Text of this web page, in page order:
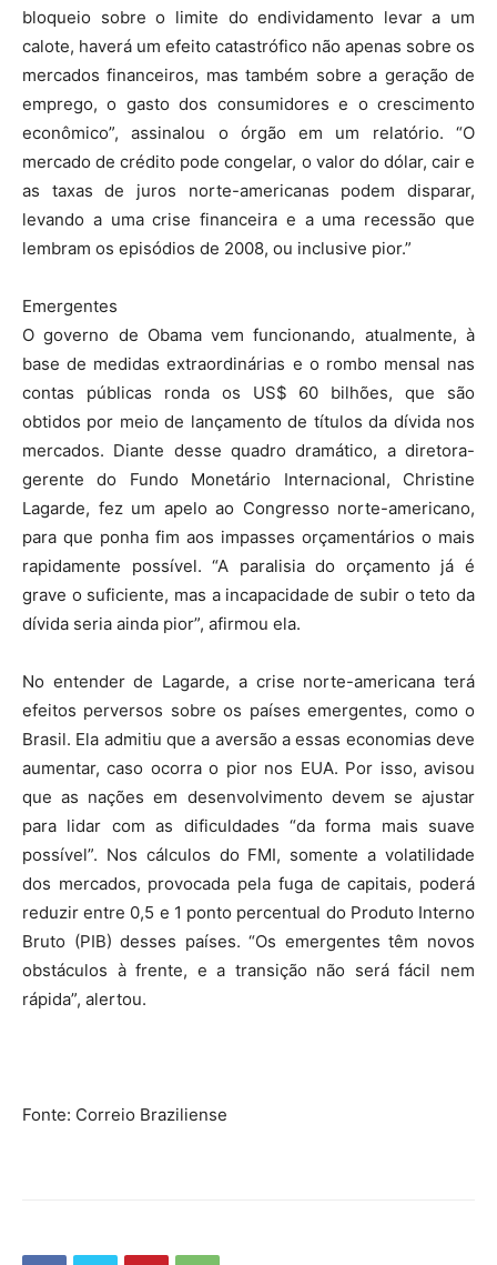
bloqueio sobre o limite do endividamento levar a um
calote, haverá um efeito catastrófico não apenas sobre os
mercados financeiros, mas também sobre a geração de
emprego, o gasto dos consumidores e o crescimento
econômico”, assinalou o órgão em um relatório. “O
mercado de crédito pode congelar, o valor do dólar, cair e
as taxas de juros norte-americanas podem disparar,
levando a uma crise financeira e a uma recessão que
lembram os episódios de 2008, ou inclusive pior.”
Emergentes
O governo de Obama vem funcionando, atualmente, à
base de medidas extraordinárias e o rombo mensal nas
contas públicas ronda os US$ 60 bilhões, que são
obtidos por meio de lançamento de títulos da dívida nos
mercados. Diante desse quadro dramático, a diretora-
gerente do Fundo Monetário Internacional, Christine
Lagarde, fez um apelo ao Congresso norte-americano,
para que ponha fim aos impasses orçamentários o mais
rapidamente possível. “A paralisia do orçamento já é
grave o suficiente, mas a incapacidade de subir o teto da
dívida seria ainda pior”, afirmou ela.
No entender de Lagarde, a crise norte-americana terá
efeitos perversos sobre os países emergentes, como o
Brasil. Ela admitiu que a aversão a essas economias deve
aumentar, caso ocorra o pior nos EUA. Por isso, avisou
que as nações em desenvolvimento devem se ajustar
para lidar com as dificuldades “da forma mais suave
possível”. Nos cálculos do FMI, somente a volatilidade
dos mercados, provocada pela fuga de capitais, poderá
reduzir entre 0,5 e 1 ponto percentual do Produto Interno
Bruto (PIB) desses países. “Os emergentes têm novos
obstáculos à frente, e a transição não será fácil nem
rápida”, alertou.
Fonte: Correio Braziliense